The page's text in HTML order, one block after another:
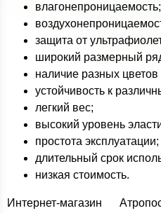
влагонепроницаемость;
защита от
широкий размерный
наличие разных цветов
устойчивость к
легкий вес;
высокий уровень
простота эксплуатации;
длительный срок
низкая стоимость.
Интернет-магазин